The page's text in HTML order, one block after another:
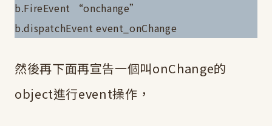
b.FireEvent “onchange”
b.dispatchEvent event_onChange
然後再下面再宣告一個叫onChange的
object進行event操作，